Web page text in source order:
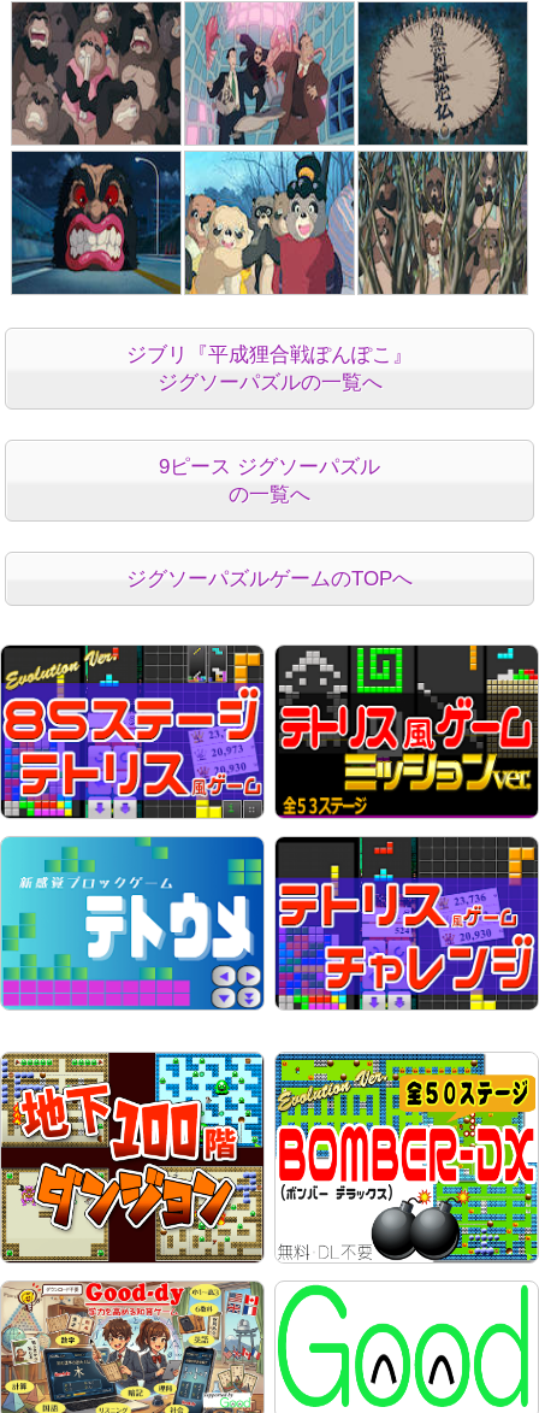
ジブリ『平成狸合戦ぽんぽこ』
ジグソーパズルの一覧へ
9ピース ジグソーパズル
の一覧へ
ジグソーパズルゲームのTOPへ